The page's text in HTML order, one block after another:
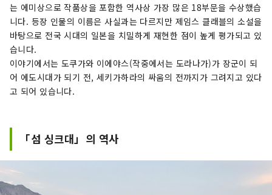
는 에미상으로 작품상을 포함한 역사상 가장 많은 18부문을 수상했습
니다. 등장 인물의 이름은 사실과는 다르지만 제임스 클래블의 소설을
바탕으로 전국 시대의 일본을 치밀하게 재현한 점이 높게 평가되고 있
습니다.
이야기에서는 도쿠가와 이에야스(작중에서는 도라나가)가 장군이 되
어 에도시대가 되기 전, 세키가하라의 싸움의 전까지가 그려지고 있다
고 되어 있습니다.
「섬 싱크대」의 역사